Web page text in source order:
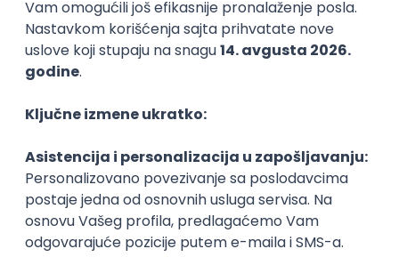
1. i 2. smena
Puno radno vreme
neto: 95.000 - 115.000 RSD (mesečna plata)
Interior Designer AI